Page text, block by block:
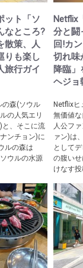
ット「ソ
なところ?
散策、人
りも楽し
旅行ガイ
の森(ソウル
の人気エリ
と、そこに流
ンチョン)に
ルの森は
ウルの水源
Netflix
分と闘
回!カ
切れ味
降臨
ヘジョ
Netflixヒ
無価値
人公フ
ァン)は
として
の腹い
けなす投